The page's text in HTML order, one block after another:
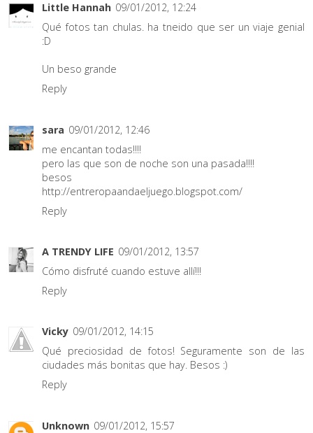
Little Hannah 09/01/2012, 12:24
Qué fotos tan chulas. ha tneido que ser un viaje genial
:D
Un beso grande
Reply
sara 09/01/2012, 12:46
me encantan todas!!!!
pero las que son de noche son una pasada!!!!
besos
http://entreropaandaeljuego.blogspot.com/
Reply
A TRENDY LIFE 09/01/2012, 13:57
Cómo disfruté cuando estuve allí!!!
Reply
Vicky 09/01/2012, 14:15
Qué preciosidad de fotos! Seguramente son de las
ciudades más bonitas que hay. Besos :)
Reply
Unknown 09/01/2012, 15:57